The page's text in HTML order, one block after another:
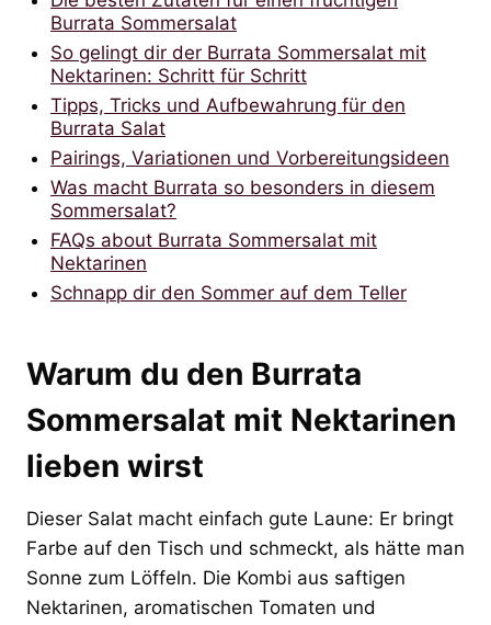
Burrata Sommersalat
So gelingt dir der Burrata Sommersalat mit
Nektarinen: Schritt für Schritt
Tipps, Tricks und Aufbewahrung für den
Burrata Salat
Pairings, Variationen und Vorbereitungsideen
Was macht Burrata so besonders in diesem
Sommersalat?
FAQs about Burrata Sommersalat mit
Nektarinen
Schnapp dir den Sommer auf dem Teller
Warum du den Burrata
Sommersalat mit Nektarinen
lieben wirst
Dieser Salat macht einfach gute Laune: Er bringt
Farbe auf den Tisch und schmeckt, als hätte man
Sonne zum Löffeln. Die Kombi aus saftigen
Nektarinen, aromatischen Tomaten und